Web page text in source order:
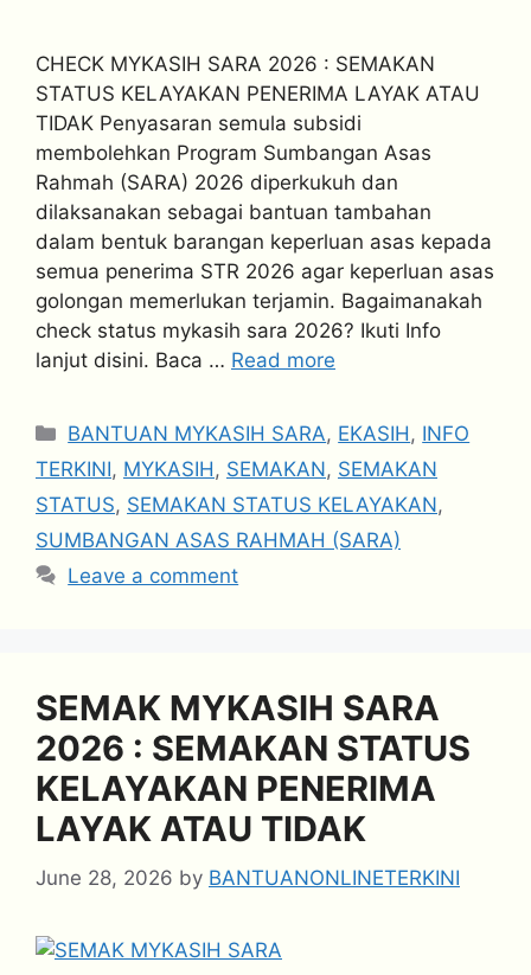
CHECK MYKASIH SARA 2026 : SEMAKAN
STATUS KELAYAKAN PENERIMA LAYAK ATAU
TIDAK Penyasaran semula subsidi
membolehkan Program Sumbangan Asas
Rahmah (SARA) 2026 diperkukuh dan
dilaksanakan sebagai bantuan tambahan
dalam bentuk barangan keperluan asas kepada
semua penerima STR 2026 agar keperluan asas
golongan memerlukan terjamin. Bagaimanakah
check status mykasih sara 2026? Ikuti Info
lanjut disini. Baca … Read more
Categories
BANTUAN MYKASIH SARA, EKASIH, INFO
TERKINI, MYKASIH, SEMAKAN, SEMAKAN
STATUS, SEMAKAN STATUS KELAYAKAN,
SUMBANGAN ASAS RAHMAH (SARA)
Leave a comment
SEMAK MYKASIH SARA
2026 : SEMAKAN STATUS
KELAYAKAN PENERIMA
LAYAK ATAU TIDAK
June 28, 2026 by BANTUANONLINETERKINI